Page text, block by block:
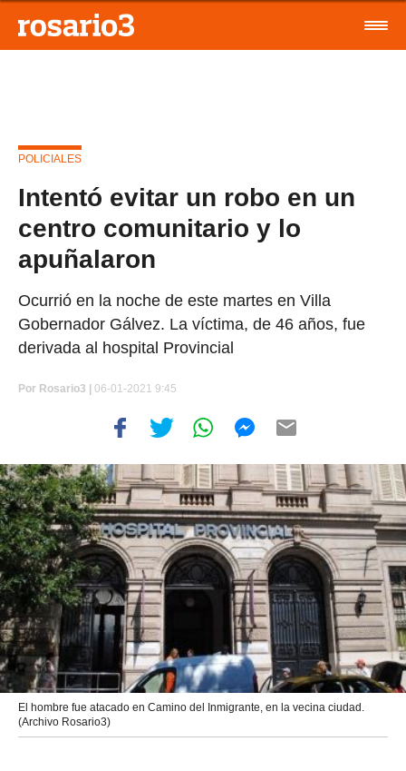
POLICIALES
Intentó evitar un robo en un
centro comunitario y lo
apuñalaron
Ocurrió en la noche de este martes en Villa
Gobernador Gálvez. La víctima, de 46 años, fue
derivada al hospital Provincial
Por Rosario3 | 06-01-2021 9:45
El hombre fue atacado en Camino del Inmigrante, en la vecina ciudad.
(Archivo Rosario3)